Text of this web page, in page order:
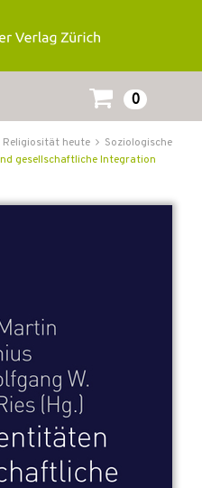
0
Religiosität heute
Soziologische
gesellschaftliche Integration